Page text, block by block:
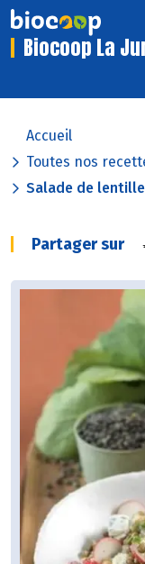
Biocoop La
Accueil
Toutes nos
Salade de
Partager sur